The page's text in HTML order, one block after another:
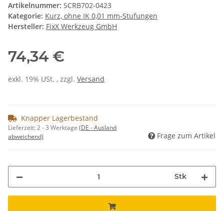
Artikelnummer: SCRB702-0423
Kategorie: Kurz, ohne IK 0,01 mm-Stufungen
Hersteller: FixX Werkzeug GmbH
74,34 €
exkl. 19% USt. , zzgl. Versand
Knapper Lagerbestand
Lieferzeit:2 - 3 Werktage (DE - Ausland
abweichend)
Frage zum Artikel
Stk